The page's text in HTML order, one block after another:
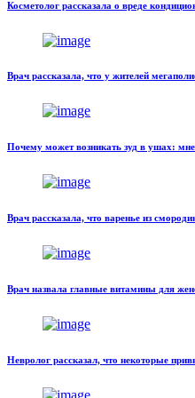
Косметолог рассказала о вреде
Врач рассказала, что у жителей
Почему может возникать зуд в ушах:
Врач рассказала, что варенье из
Врач назвала главные витамины для
Невролог рассказал, что некоторые